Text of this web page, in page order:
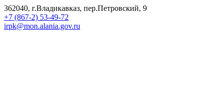
362040, г.Владикавказ, пер.Петровский, 9
+7 (867-2) 53-49-72
irpk@mon.alania.gov.ru